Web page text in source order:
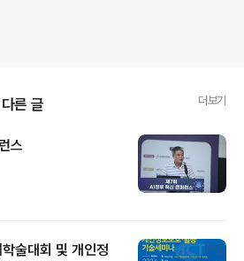
른 글 더보기
스
술대회 및 개인정